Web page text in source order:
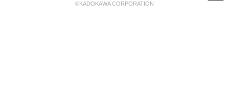
©KADOKAWA CORPORATION